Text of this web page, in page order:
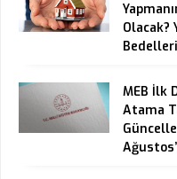
Olacak?
MEB İlk
Atama